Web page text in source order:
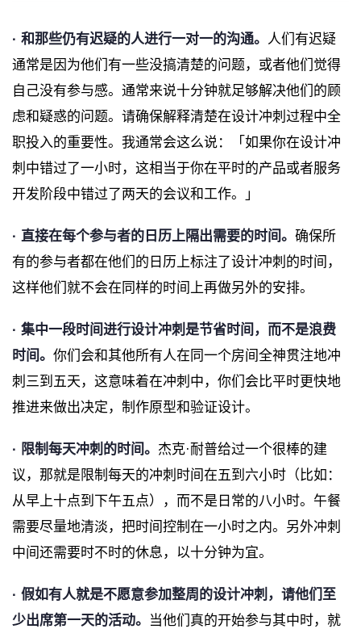
· 和那些仍有迟疑的人进行一对一的沟通。
人们有迟疑
通常是因为他们有一些没搞清楚的问题，或者他们觉得
自己没有参与感。通常来说十分钟就足够解决他们的顾
虑和疑惑的问题。请确保解释清楚在设计冲刺过程中全
职投入的重要性。我通常会这么说：「如果你在设计冲
刺中错过了一小时，这相当于你在平时的产品或者服务
开发阶段中错过了两天的会议和工作。」
· 直接在每个参与者的日历上隔出需要的时间。 确保所
有的参与者都在他们的日历上标注了设计冲刺的时间，
这样他们就不会在同样的时间上再做另外的安排。
· 集中一段时间进行设计冲刺是节省时间，而不是浪费
时间。 你们会和其他所有人在同一个房间全神贯注地冲
刺三到五天，这意味着在冲刺中，你们会比平时更快地
推进来做出决定，制作原型和验证设计。
· 限制每天冲刺的时间。 杰克·耐普给过一个很棒的建
议，那就是限制每天的冲刺时间在五到六小时（比如：
从早上十点到下午五点），而不是日常的八小时。午餐
需要尽量地清淡，把时间控制在一小时之内。另外冲刺
中间还需要时不时的休息，以十分钟为宜。
· 假如有人就是不愿意参加整周的设计冲刺，请他们至
少出席第一天的活动。
当他们真的开始参与其中时，就